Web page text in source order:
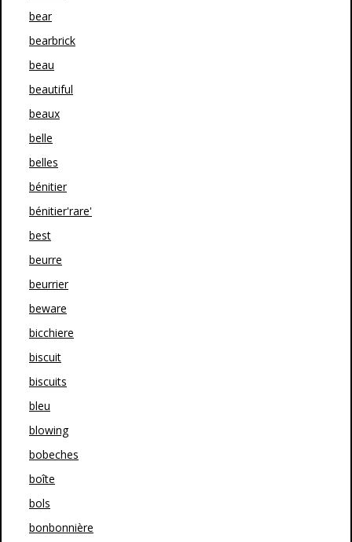
bear
bearbrick
beau
beautiful
beaux
belle
belles
bénitier
bénitier'rare'
best
beurre
beurrier
beware
bicchiere
biscuit
biscuits
bleu
blowing
bobeches
boîte
bols
bonbonnière